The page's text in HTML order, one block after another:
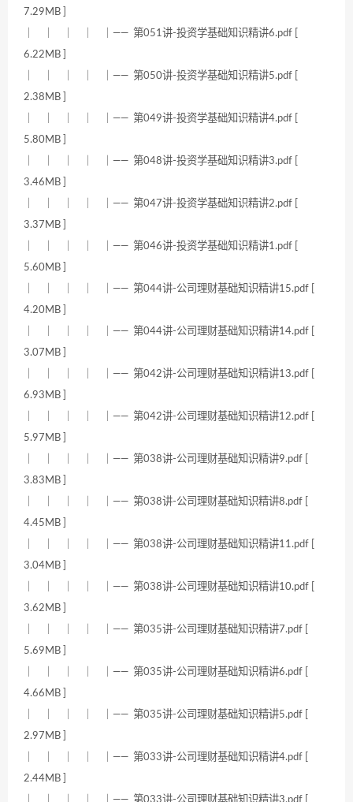
7.29MB ]
｜ ｜ ｜ ｜ ｜—— 第051讲-投资学基础知识精讲6.pdf [
6.22MB ]
｜ ｜ ｜ ｜ ｜—— 第050讲-投资学基础知识精讲5.pdf [
2.38MB ]
｜ ｜ ｜ ｜ ｜—— 第049讲-投资学基础知识精讲4.pdf [
5.80MB ]
｜ ｜ ｜ ｜ ｜—— 第048讲-投资学基础知识精讲3.pdf [
3.46MB ]
｜ ｜ ｜ ｜ ｜—— 第047讲-投资学基础知识精讲2.pdf [
3.37MB ]
｜ ｜ ｜ ｜ ｜—— 第046讲-投资学基础知识精讲1.pdf [
5.60MB ]
｜ ｜ ｜ ｜ ｜—— 第044讲-公司理财基础知识精讲15.pdf [
4.20MB ]
｜ ｜ ｜ ｜ ｜—— 第044讲-公司理财基础知识精讲14.pdf [
3.07MB ]
｜ ｜ ｜ ｜ ｜—— 第042讲-公司理财基础知识精讲13.pdf [
6.93MB ]
｜ ｜ ｜ ｜ ｜—— 第042讲-公司理财基础知识精讲12.pdf [
5.97MB ]
｜ ｜ ｜ ｜ ｜—— 第038讲-公司理财基础知识精讲9.pdf [
3.83MB ]
｜ ｜ ｜ ｜ ｜—— 第038讲-公司理财基础知识精讲8.pdf [
4.45MB ]
｜ ｜ ｜ ｜ ｜—— 第038讲-公司理财基础知识精讲11.pdf [
3.04MB ]
｜ ｜ ｜ ｜ ｜—— 第038讲-公司理财基础知识精讲10.pdf [
3.62MB ]
｜ ｜ ｜ ｜ ｜—— 第035讲-公司理财基础知识精讲7.pdf [
5.69MB ]
｜ ｜ ｜ ｜ ｜—— 第035讲-公司理财基础知识精讲6.pdf [
4.66MB ]
｜ ｜ ｜ ｜ ｜—— 第035讲-公司理财基础知识精讲5.pdf [
2.97MB ]
｜ ｜ ｜ ｜ ｜—— 第033讲-公司理财基础知识精讲4.pdf [
2.44MB ]
｜ ｜ ｜ ｜ ｜—— 第033讲-公司理财基础知识精讲3.pdf [